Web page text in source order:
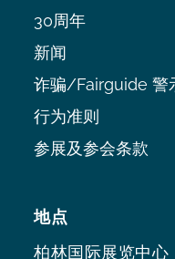
地点
柏林国际展览中心
30周年
新闻
诈骗/Fairguide 警
行为准则
参展及参会条款